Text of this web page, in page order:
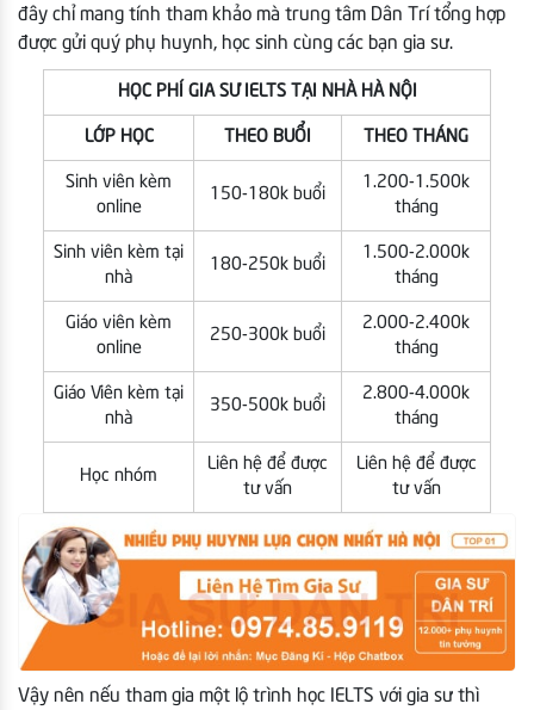
đây chỉ mang tính tham khảo mà trung tâm Dân Trí tổng hợp
được gửi quý phụ huynh, học sinh cùng các bạn gia sư.
HỌC PHÍ GIA SƯ IELTS TẠI NHÀ HÀ NỘI
LỚP HỌC THEO BUỔI THEO THÁNG
Sinh viên kèm
online
150-180k buổi
1.200-1.500k
tháng
Sinh viên kèm tại
nhà
180-250k buổi
1.500-2.000k
tháng
Giáo viên kèm
online
250-300k buổi
2.000-2.400k
tháng
Giáo Viên kèm tại
nhà
350-500k buổi
2.800-4.000k
tháng
Học nhóm
Liên hệ để được
tư vấn
Liên hệ để được
tư vấn
Vậy nên nếu tham gia một lộ trình học IELTS với gia sư thì